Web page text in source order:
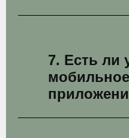
7. Есть ли
мобильное